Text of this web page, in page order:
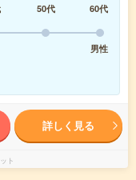
50代
60代
男性
詳しく見る
ト